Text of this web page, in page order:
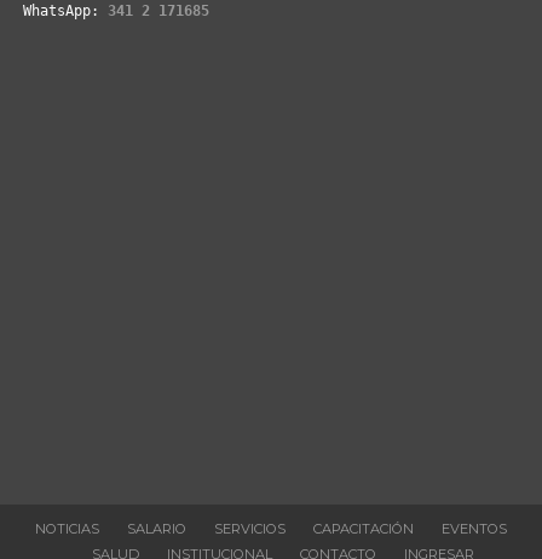
WhatsApp: 341 2 171685
NOTICIAS SALARIO SERVICIOS CAPACITACIÓN
EVENTOS
SALUD
INSTITUCIONAL CONTACTO INGRESAR